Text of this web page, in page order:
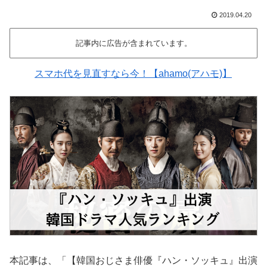
2019.04.20
記事内に広告が含まれています。
スマホ代を見直すなら今！【ahamo(アハモ)】
本記事は、「【韓国おじさま俳優『ハン・ソッキュ』出演